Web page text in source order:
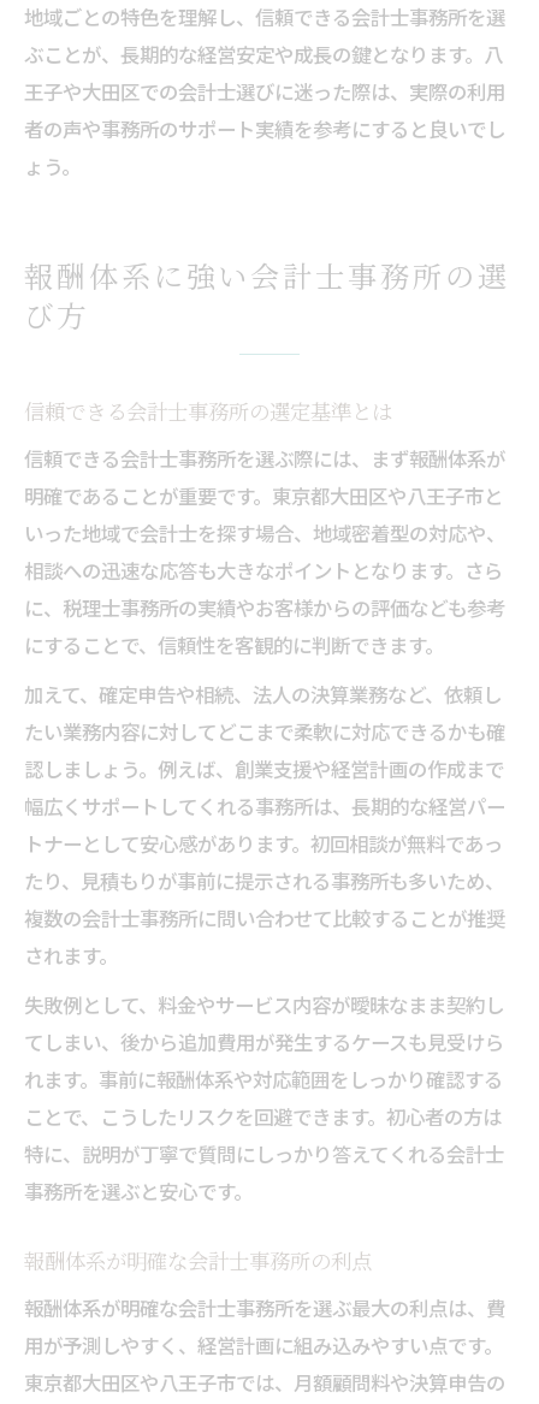
地域ごとの特色を理解し、信頼できる会計士事務所を選
ぶことが、長期的な経営安定や成長の鍵となります。八
王子や大田区での会計士選びに迷った際は、実際の利用
者の声や事務所のサポート実績を参考にすると良いでし
ょう。
報酬体系に強い会計士事務所の選
び方
信頼できる会計士事務所の選定基準とは
信頼できる会計士事務所を選ぶ際には、まず報酬体系が
明確であることが重要です。東京都大田区や八王子市と
いった地域で会計士を探す場合、地域密着型の対応や、
相談への迅速な応答も大きなポイントとなります。さら
に、税理士事務所の実績やお客様からの評価なども参考
にすることで、信頼性を客観的に判断できます。
加えて、確定申告や相続、法人の決算業務など、依頼し
たい業務内容に対してどこまで柔軟に対応できるかも確
認しましょう。例えば、創業支援や経営計画の作成まで
幅広くサポートしてくれる事務所は、長期的な経営パー
トナーとして安心感があります。初回相談が無料であっ
たり、見積もりが事前に提示される事務所も多いため、
複数の会計士事務所に問い合わせて比較することが推奨
されます。
失敗例として、料金やサービス内容が曖昧なまま契約し
てしまい、後から追加費用が発生するケースも見受けら
れます。事前に報酬体系や対応範囲をしっかり確認する
ことで、こうしたリスクを回避できます。初心者の方は
特に、説明が丁寧で質問にしっかり答えてくれる会計士
事務所を選ぶと安心です。
報酬体系が明確な会計士事務所の利点
報酬体系が明確な会計士事務所を選ぶ最大の利点は、費
用が予測しやすく、経営計画に組み込みやすい点です。
東京都大田区や八王子市では、月額顧問料や決算申告の